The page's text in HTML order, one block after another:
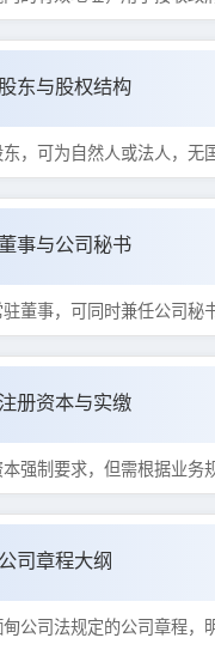
东与股权结构
，可为自然人或法人，无
事与公司秘书
董事，可同时兼任公司秘
册资本与实缴
强制要求，但需根据业务
司章程大纲
公司法规定的公司章程，